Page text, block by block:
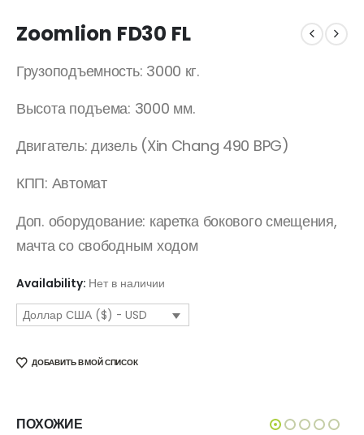
Zoomlion FD30 FL
Грузоподъемность: 3000 кг.
Высота подъема: 3000 мм.
Двигатель: дизель (Xin Chang 490 BPG)
КПП: Автомат
Доп. оборудование: каретка бокового смещения,
мачта со свободным ходом
Availability: Нет в наличии
Доллар США ($) - USD
ДОБАВИТЬ В МОЙ СПИСОК
ПОХОЖИЕ